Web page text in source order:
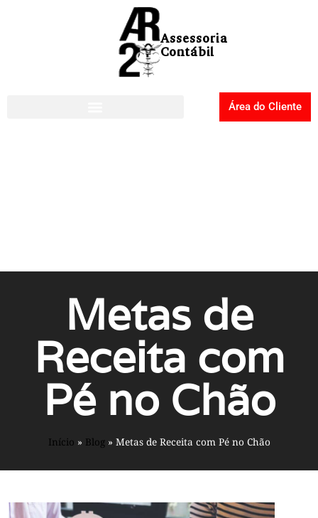
Área do Cliente
Metas de
Receita com
Pé no Chão
Início » Blog » Metas de Receita com Pé no Chão